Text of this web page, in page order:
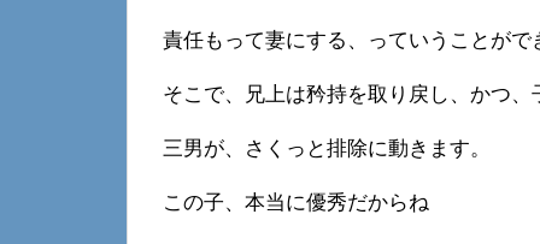
責任もって妻にする、っていうことがで
そこで、兄上は矜持を取り戻し、かつ
三男が、さくっと排除に動きます。
この子、本当に優秀だからね